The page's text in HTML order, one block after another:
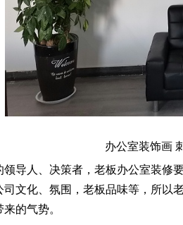
办公室装饰画
导人、决策者，老板办公室装修
文化、氛围，老板品味等，所以
的气势。